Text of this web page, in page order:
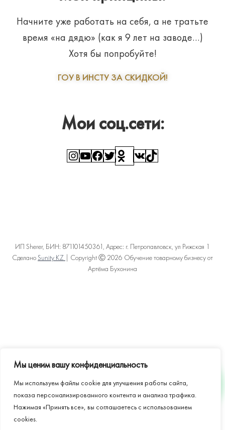
Мы ценим вашу конфиденциальность
Мы используем файлы cookie для улучшения работы сайта,
показа персонализированного контента и анализа трафика.
Нажимая «Принять все», вы соглашаетесь с использованием
cookies.
Начните уже работать на себя, а не тратьте
время «на дядю» (как я 9 лет на заводе…)
Хотя бы попробуйте!
ГОУ В ИНСТУ ЗА СКИДКОЙ!
Мои соц.сети:
Instagram
YouTube
Facebook
Twitter
Ссылка
ВКонтакте
TikTok
ИП Sherer, БИН: 871101450361, Адрес: г. Петропавловск, ул Рижская 1
Сделано Sunity KZ | Copyright Ⓒ 2026 Обучение товарному бизнесу от
Артёма Бухонина
WHATSAPP